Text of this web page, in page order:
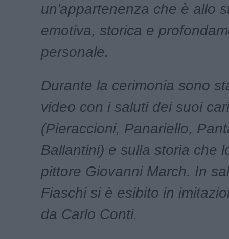
un'appartenenza che è allo
emotiva, storica e
personale.
Durante la cerimonia sono
video con i saluti dei suoi
(Pieraccioni, Panariello,
Ballantini) e sulla storia che
pittore Giovanni March. In
Fiaschi si è esibito in
da Carlo Conti.